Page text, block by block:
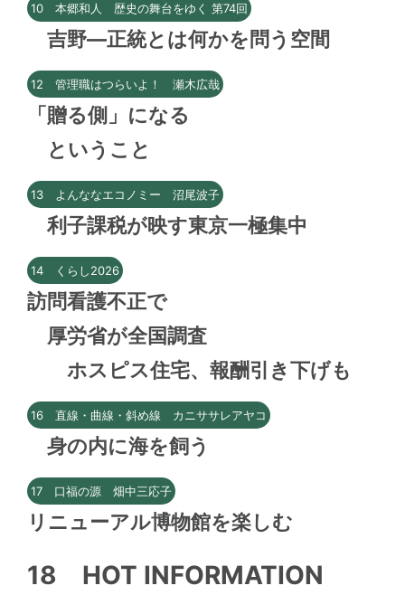
10 本郷和人 歴史の舞台をゆく 第74回
吉野―正統とは何かを問う空間
12 管理職はつらいよ！ 瀬木広哉
「贈る側」になる
ということ
13 よんななエコノミー 沼尾波子
利子課税が映す東京一極集中
14 くらし2026
訪問看護不正で
厚労省が全国調査
ホスピス住宅、報酬引き下げも
16 直線・曲線・斜め線 カニササレアヤコ
身の内に海を飼う
17 口福の源 畑中三応子
リニューアル博物館を楽しむ
18 HOT INFORMATION